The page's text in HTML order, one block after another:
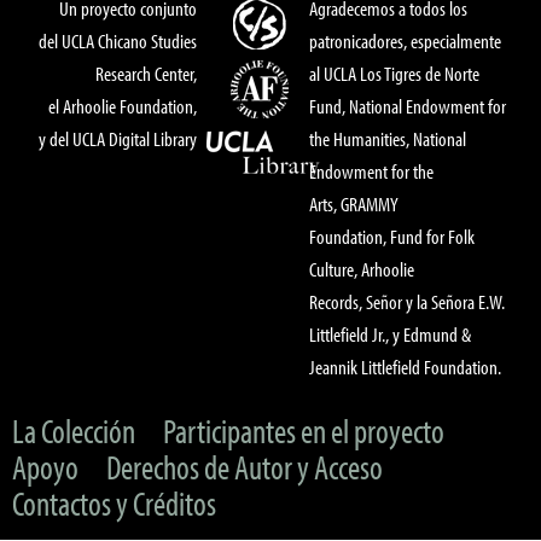
Un proyecto conjunto
del UCLA Chicano Studies
Research Center,
el Arhoolie Foundation,
y del UCLA Digital Library
Agradecemos a todos los
patronicadores, especialmente
al UCLA Los Tigres de Norte
Fund, National Endowment for
the Humanities, National
Endowment for the
Arts, GRAMMY
Foundation, Fund for Folk
Culture, Arhoolie
Records, Señor y la Señora E.W.
Littlefield Jr., y Edmund &
Jeannik Littlefield Foundation.
La Colección
Participantes en el proyecto
Apoyo
Derechos de Autor y Acceso
Contactos y Créditos